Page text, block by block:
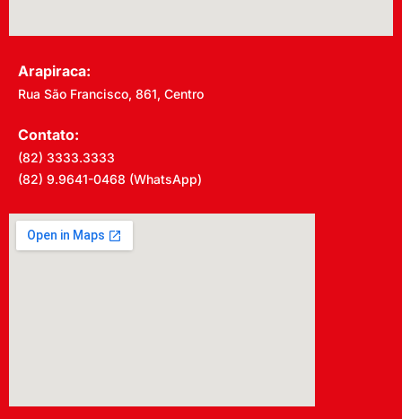
Arapiraca:
Rua São Francisco, 861, Centro
Contato:
(82) 3333.3333
(82) 9.9641-0468 (WhatsApp)